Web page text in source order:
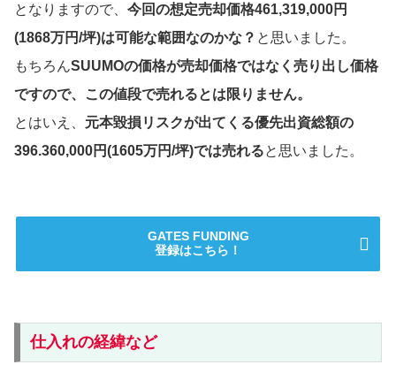
となりますので、 今回の想定売却価格461,319,000円
(1868万円/坪)は可能な範囲なのかな？ と思いました。
もちろんSUUMOの価格が売却価格ではなく売り出し価格
ですので、この値段で売れるとは限りません。
とはいえ、 元本毀損リスクが出てくる優先出資総額の
396.360,000円(1605万円/坪)では売れると思いました。
GATES FUNDING
登録はこちら！
仕入れの経緯など